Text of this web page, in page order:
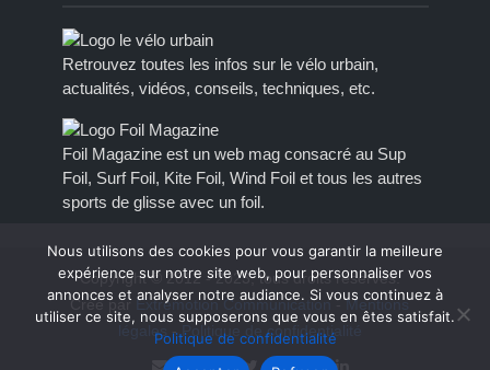
Retrouvez toutes les infos sur le vélo urbain,
actualités, vidéos, conseils, techniques, etc.
Foil Magazine est un web mag consacré au Sup
Foil, Surf Foil, Kite Foil, Wind Foil et tous les autres
sports de glisse avec un foil.
Copyright © 2012 - 2023, tous droits réservés.
Créé par Extremotion Communication-Mentions
légales
-Politique de confidentialité
Nous utilisons des cookies pour vous garantir la meilleure
expérience sur notre site web, pour personnaliser vos
annonces et analyser notre audiance. Si vous continuez à
utiliser ce site, nous supposerons que vous en êtes satisfait.
Politique de confidentialité